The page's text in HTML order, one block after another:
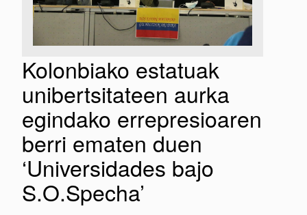
Kolonbiako estatuak
unibertsitateen aurka
egindako errepresioaren
berri ematen duen
‘Universidades bajo
S.O.Specha’